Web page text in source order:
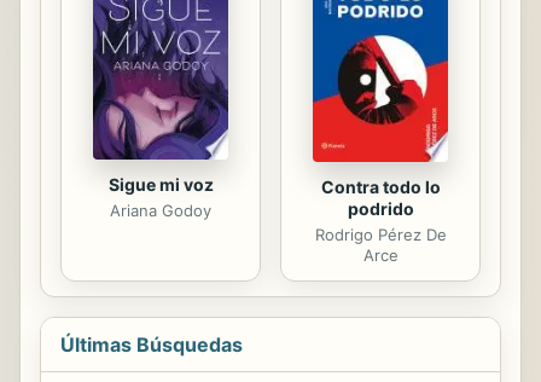
Sigue mi voz
Ariana Godoy
Contra todo lo
podrido
Rodrigo Pérez De
Arce
Últimas Búsquedas